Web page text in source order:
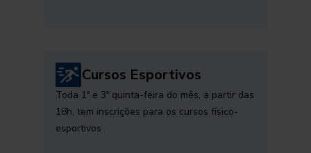
Cursos Esportivos
Toda 1ª e 3ª quinta-feira do mês, a partir das
18h, tem inscrições para os cursos físico-
esportivos